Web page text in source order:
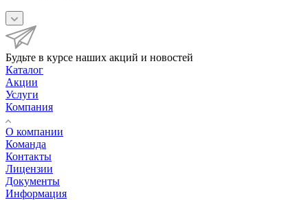
Будьте в курсе наших акций и новостей
Каталог
Акции
Услуги
Компания
О компании
Команда
Контакты
Лицензии
Документы
Информация